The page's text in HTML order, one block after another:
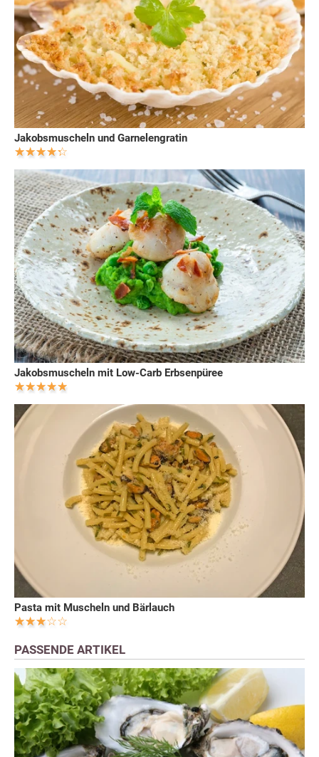
Jakobsmuscheln und Garnelengratin
Jakobsmuscheln mit Low-Carb Erbsenpüree
Pasta mit Muscheln und Bärlauch
PASSENDE ARTIKEL